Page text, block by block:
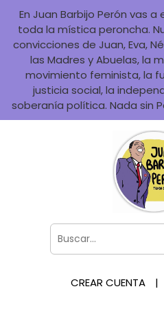
En Juan Barbijo Perón vas
toda la mística peroncha.
convicciones de Juan, Eva,
las Madres y Abuelas, la
movimiento feminista, la
justicia social, la
soberanía política. Nada sin
CREAR CUENTA